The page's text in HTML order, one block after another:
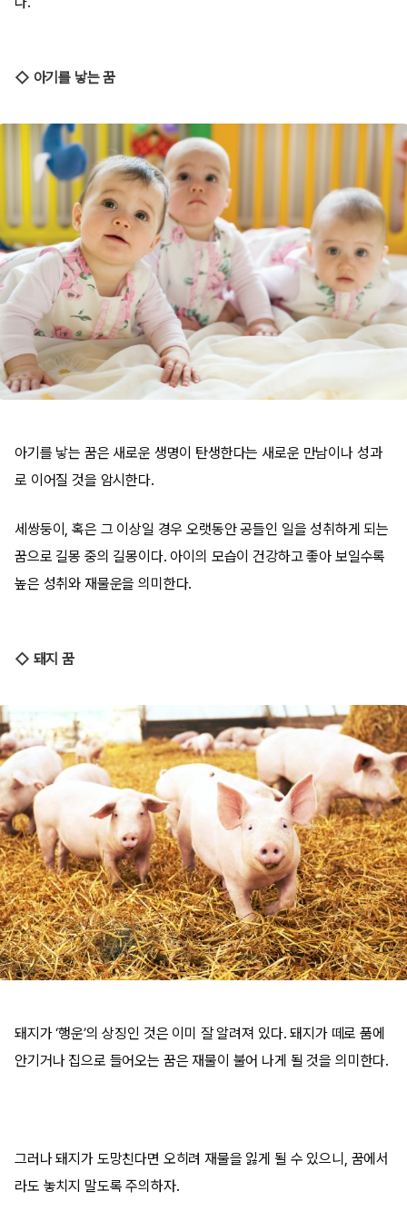
◇ 아기를 낳는 꿈
아기를 낳는 꿈은 새로운 생명이 탄생한다는 새로운 만남이나 성과
로 이어질 것을 암시한다.
세쌍둥이, 혹은 그 이상일 경우 오랫동안 공들인 일을 성취하게 되는
꿈으로 길몽 중의 길몽이다. 아이의 모습이 건강하고 좋아 보일수록
높은 성취와 재물운을 의미한다.
◇ 돼지 꿈
돼지가 ‘행운’의 상징인 것은 이미 잘 알려져 있다. 돼지가 떼로 품에
안기거나 집으로 들어오는 꿈은 재물이 불어 나게 될 것을 의미한다.
그러나 돼지가 도망친다면 오히려 재물을 잃게 될 수 있으니, 꿈에서
라도 놓치지 말도록 주의하자.